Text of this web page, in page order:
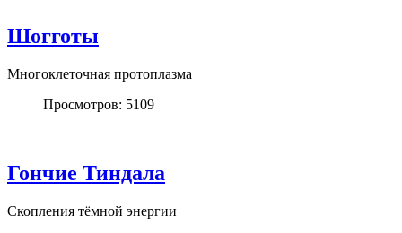
Шогготы
Многоклеточная протоплазма
Просмотров: 5109
Гончие Тиндала
Скопления тёмной энергии